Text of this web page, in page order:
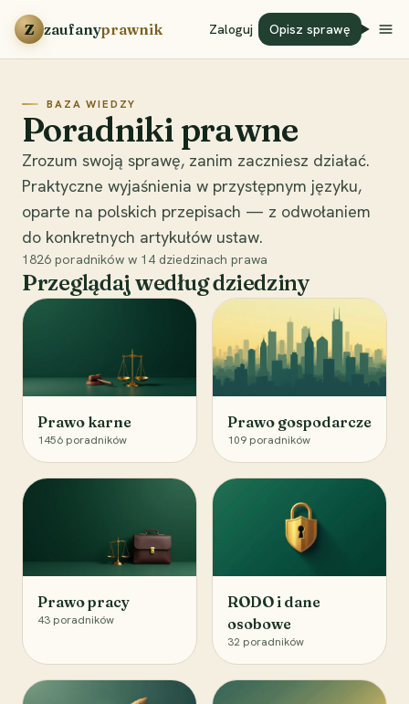
Przejdź do treści
Z zaufanyprawnik Zaloguj Opisz sprawę
BAZA WIEDZY
Poradniki prawne
Zrozum swoją sprawę, zanim zaczniesz działać.
Praktyczne wyjaśnienia w przystępnym języku,
oparte na polskich przepisach — z odwołaniem
do konkretnych artykułów ustaw.
1826 poradników w 14 dziedzinach prawa
Przeglądaj według dziedziny
Prawo karne
1456 poradników
Prawo gospodarcze
109 poradników
Prawo pracy
43 poradników
RODO i dane
osobowe
32 poradników